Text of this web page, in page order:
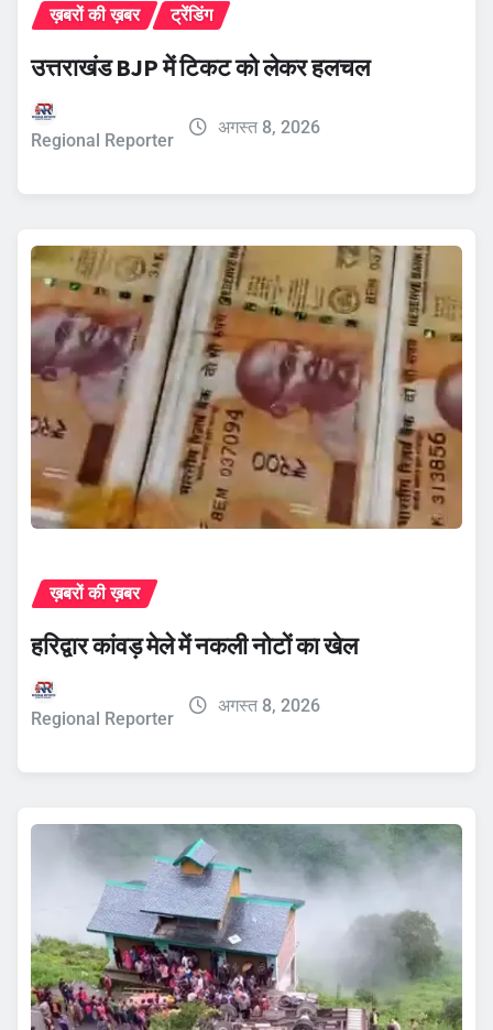
ख़बरों की ख़बर ट्रेंडिंग
उत्तराखंड BJP में टिकट को लेकर हलचल
Regional Reporter
अगस्त 8, 2026
ख़बरों की ख़बर
हरिद्वार कांवड़ मेले में नकली नोटों का खेल
Regional Reporter
अगस्त 8, 2026